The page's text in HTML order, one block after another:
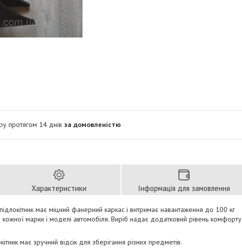
протягом 14 днів за домовленістю
Характеристики Інформація для замовлення
має міцний фанерний каркас і витримає навантаження до 100 кг
марки і моделі автомобіля. Виріб надає додатковий рівень комфорту
має зручний відсік для зберігання різних предметів.